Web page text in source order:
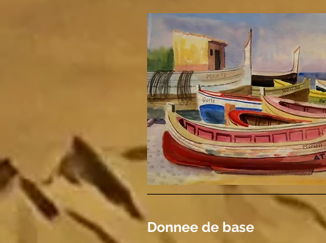
Donnee de base